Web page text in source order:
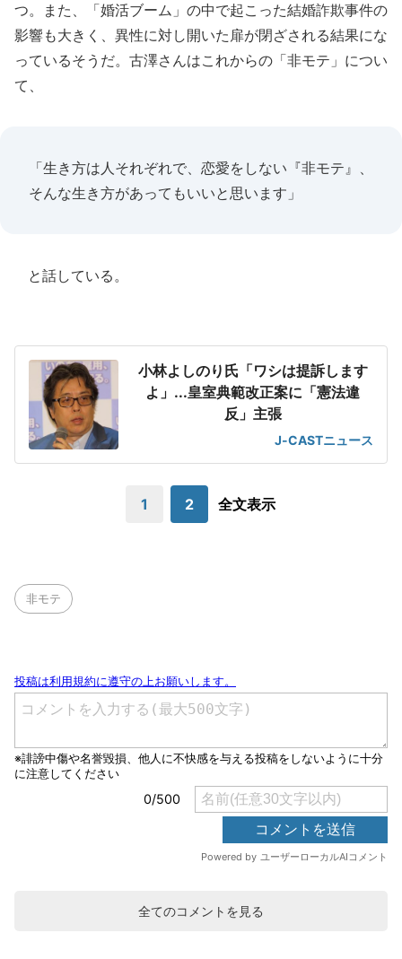
つ。また、「婚活ブーム」の中で起こった結婚詐欺事件の
影響も大きく、異性に対し開いた扉が閉ざされる結果にな
っているそうだ。古澤さんはこれからの「非モテ」につい
て、
「生き方は人それぞれで、恋愛をしない『非モテ』、
そんな生き方があってもいいと思います」
と話している。
小林よしのり氏「ワシは提訴します
よ」...皇室典範改正案に「憲法違
反」主張
J-CASTニュース
1 2 全文表示
非モテ
全てのコメントを見る